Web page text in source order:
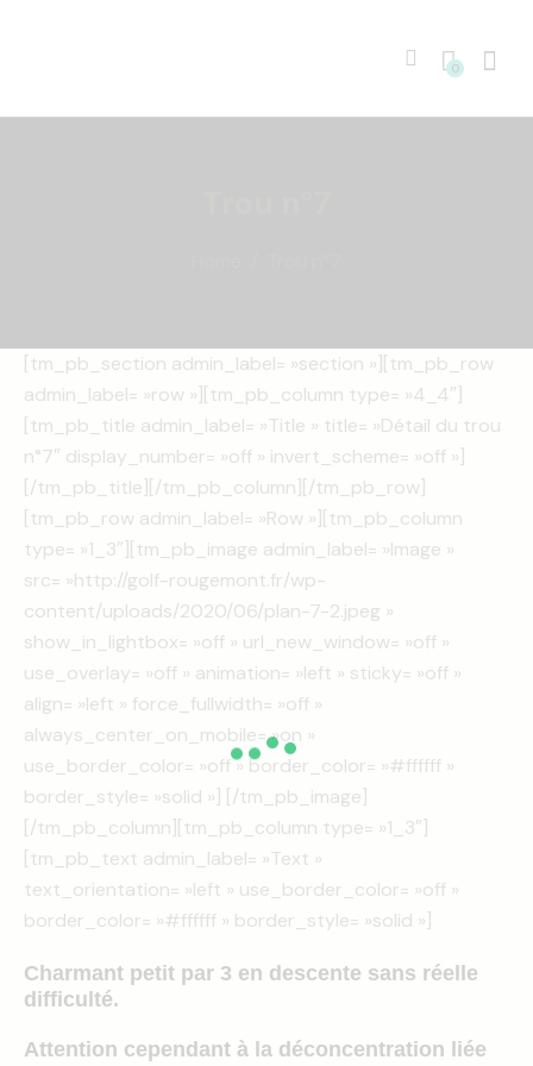
0
[tm_pb_section admin_label= »section »][tm_pb_row
admin_label= »row »][tm_pb_column type= »4_4″]
[tm_pb_title admin_label= »Title » title= »Détail du trou
n°7″ display_number= »off » invert_scheme= »off »]
[/tm_pb_title][/tm_pb_column][/tm_pb_row]
[tm_pb_row admin_label= »Row »][tm_pb_column
type= »1_3″][tm_pb_image admin_label= »Image »
src= »http://golf-rougemont.fr/wp-
content/uploads/2020/06/plan-7-2.jpeg »
show_in_lightbox= »off » url_new_window= »off »
use_overlay= »off » animation= »left » sticky= »off »
align= »left » force_fullwidth= »off »
always_center_on_mobile= »on »
use_border_color= »off » border_color= »#ffffff »
border_style= »solid »] [/tm_pb_image]
[/tm_pb_column][tm_pb_column type= »1_3″]
[tm_pb_text admin_label= »Text »
text_orientation= »left » use_border_color= »off »
border_color= »#ffffff » border_style= »solid »]
Charmant petit par 3 en descente sans réelle
difficulté.
Attention cependant à la déconcentration liée